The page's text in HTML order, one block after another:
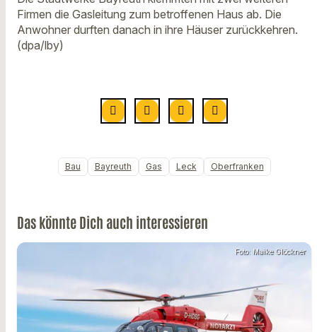
Firmen die Gasleitung zum betroffenen Haus ab. Die
Anwohner durften danach in ihre Häuser zurückkehren.
(dpa/lby)
Bau Bayreuth Gas Leck Oberfranken
Das könnte Dich auch interessieren
Foto: Maike Glöckner